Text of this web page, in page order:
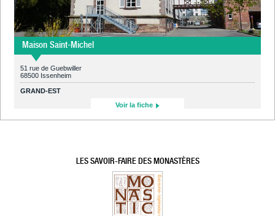
Maison Saint-Michel
51 rue de Guebwiller
68500 Issenheim
GRAND-EST
Voir la fiche
LES SAVOIR-FAIRE DES MONASTÈRES